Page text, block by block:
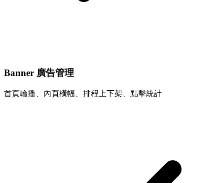
Banner 廣告管理
首頁輪播、內頁橫幅、排程上下架、點擊統計